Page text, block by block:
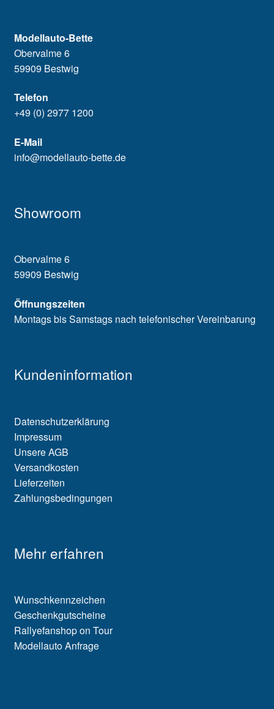
Modellauto-Bette
Obervalme 6
59909 Bestwig
Telefon
+49 (0) 2977 1200
E-Mail
info@modellauto-bette.de
Showroom
Obervalme 6
59909 Bestwig
Öffnungszeiten
Montags bis Samstags nach telefonischer Vereinbarung
Kundeninformation
Datenschutzerklärung
Impressum
Unsere AGB
Versandkosten
Lieferzeiten
Zahlungsbedingungen
Mehr erfahren
Wunschkennzeichen
Geschenkgutscheine
Rallyefanshop on Tour
Modellauto Anfrage